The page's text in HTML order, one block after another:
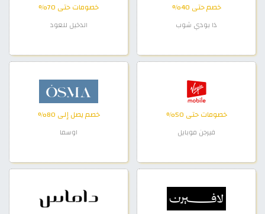
خصم حتى 40%
ذا بودي شوب
خصومات حتى 70%
الدخيل للعود
خصومات حتى 50%
فيرجن موبايل
خصم يصل إلى 80%
اوسما